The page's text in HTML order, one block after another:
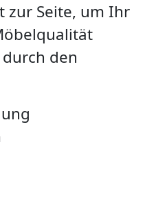
zur Seite, um Ihr
den